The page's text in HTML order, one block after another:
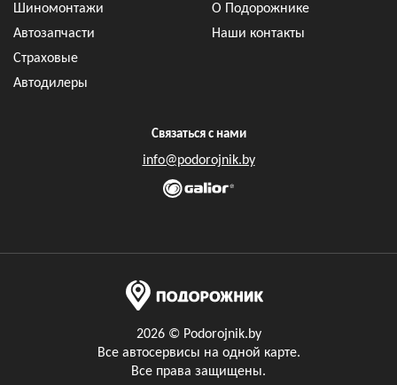
2026 © Podorojnik.by
Все автосервисы на одной карте.
Все права защищены.
Шиномонтажи
Автозапчасти
Страховые
Автодилеры
О Подорожнике
Наши контакты
Связаться с нами
info@podorojnik.by